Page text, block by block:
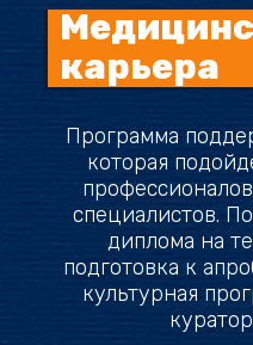
карьера
Программа
которая
специалистов.
диплома на
подготовка к
культурная